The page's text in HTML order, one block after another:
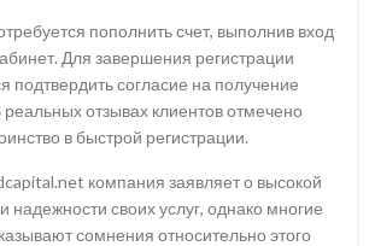
пополнить счет, выполнив вход
Для завершения регистрации
подтвердить согласие на получение
отзывах клиентов отмечено
в быстрой регистрации.
компания заявляет о высокой
надежности своих услуг, однако многие
сомнения относительно этого